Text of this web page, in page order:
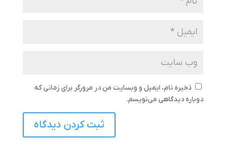
ذخیره نام، ایمیل و وبسایت من در مرورگر برای زمانی که
دوباره دیدگاهی می‌نویسم.